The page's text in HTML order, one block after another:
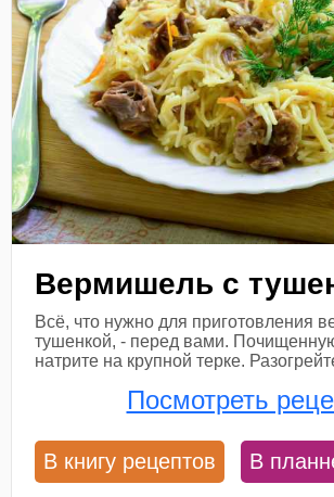
Вермишель с
Всё, что нужно для приготовления
тушенкой, - перед вами.
натрите на крупной терке.
Посмотреть
В книгу рецептов В